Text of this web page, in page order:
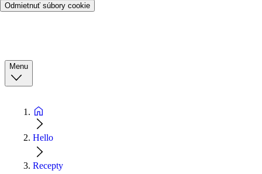
Odmietnuť súbory cookie
Menu
Hello
Recepty